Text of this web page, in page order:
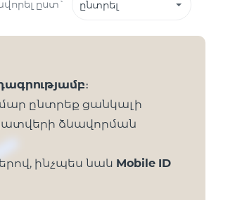
ըստ` ընտրել
։
ընտրեք ցանկալի
ձևավորման
ինչպես նաև Mobile ID